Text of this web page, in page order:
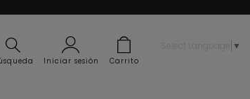
Iniciar sesión Carrito
▼